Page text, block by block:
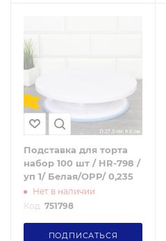
Подставка для торта
набор 100 шт / HR-798 /
уп 1/ Белая/OPP/ 0,235
Нет в наличии
Код: 751798
ПОДПИСАТЬСЯ